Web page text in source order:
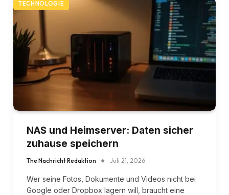
TECHNOLOGIE
NAS und Heimserver: Daten sicher
zuhause speichern
The Nachricht Redaktion Juli 21, 2026
Wer seine Fotos, Dokumente und Videos nicht bei
Google oder Dropbox lagern will, braucht eine